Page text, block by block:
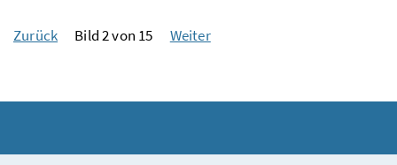
Zurück Bild 2 von 15 Weiter